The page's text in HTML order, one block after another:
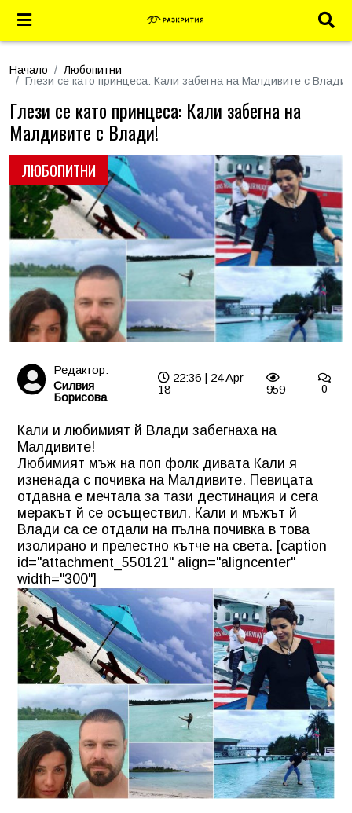
Начало
Любопитни
Глези се като принцеса: Кали забегна на Малдивите с Влади!
ЛЮБОПИТНИ
Глези се като принцеса: Кали забегна на
Малдивите с Влади!
Редактор:
Силвия
Борисова
22:36 | 24 Apr
18
959 0
Кали и любимият й Влади забегнаха на
Малдивите!
Любимият мъж на поп фолк дивата Кали я
изненада с почивка на Малдивите. Певицата
отдавна е мечтала за тази дестинация и сега
меракът й се осъществил. Кали и мъжът й
Влади са се отдали на пълна почивка в това
изолирано и прелестно кътче на света. [caption
id="attachment_550121" align="aligncenter"
width="300"]